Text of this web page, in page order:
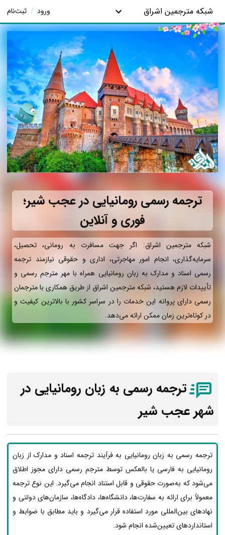
شبکه مترجمین اشراق ورود / ثبت‌نام
ترجمه رسمی رومانیایی در عجب شیر؛
فوری و آنلاین
شبکه مترجمین اشراق: اگر جهت مسافرت به رومانی، تحصیل،
سرمایه‌گذاری، انجام امور مهاجرتی، اداری و حقوقی نیازمند ترجمه
رسمی اسناد و مدارک به زبان رومانیایی همراه با مهر مترجم رسمی و
تأییدات لازم هستید، شبکه مترجمین اشراق از طریق همکاری با مترجمان
رسمی دارای پروانه این خدمات را در سراسر کشور با بالاترین کیفیت و
در کوتاه‌ترین زمان ممکن ارائه می‌دهد.
ترجمه رسمی به زبان رومانیایی در
شهر عجب شیر
ترجمه رسمی به زبان رومانیایی به فرآیند ترجمه اسناد و مدارک از زبان
رومانیایی به فارسی یا بالعکس توسط مترجم رسمی دارای مجوز اطلاق
می‌شود که به‌صورت حقوقی و قابل استناد انجام می‌گیرد. این نوع ترجمه
معمولاً برای ارائه به سفارت‌ها، دانشگاه‌ها، دادگاه‌ها، سازمان‌های دولتی و
نهادهای بین‌المللی مورد استفاده قرار می‌گیرد و باید مطابق با ضوابط و
استانداردهای تعیین‌شده انجام شود.